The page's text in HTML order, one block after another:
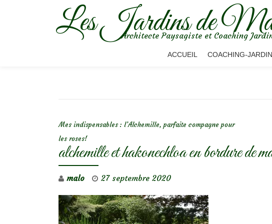
Les Jardins de
Architecte Paysagiste et Coaching
ACCUEIL COACHING-JARDIN
Mes indispensables : l’Alchemille, parfaite compagne pour
les roses!
alchemille et hakonechloa en bordure
malo 27 septembre 2020